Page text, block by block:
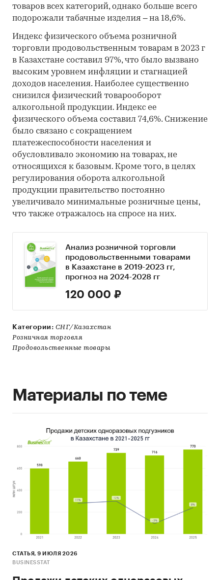
товаров всех категорий, однако больше всего
подорожали табачные изделия – на 18,6%.
Индекс физического объема розничной
торговли продовольственным товарам в 2023 г
в Казахстане составил 97%, что было вызвано
высоким уровнем инфляции и стагнацией
доходов населения. Наиболее существенно
снизился физический товарооборот
алкогольной продукции. Индекс ее
физического объема составил 74,6%. Снижение
было связано с сокращением
платежеспособности населения и
обусловливало экономию на товарах, не
относящихся к базовым. Кроме того, в целях
регулирования оборота алкогольной
продукции правительство постоянно
увеличивало минимальные розничные цены,
что также отражалось на спросе на них.
Анализ розничной торговли
продовольственными товарами
в Казахстане в 2019-2023 гг,
прогноз на 2024-2028 гг
120 000 ₽
Категории: СНГ/Казахстан
Розничная торговля
Продовольственные товары
Материалы по теме
СТАТЬЯ, 9 ИЮЛЯ 2026
BUSINESSTAT